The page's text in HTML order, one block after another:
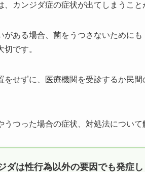
カンジダ症の症状が出てしまうこと
ある場合、菌をうつさないために
です。
をせずに、医療機関を受診するか民
つった場合の症状、対処法について
ダは性行為以外の要因でも発症